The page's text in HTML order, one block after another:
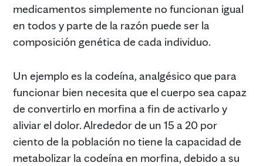
medicamentos simplemente no funcionan igual
en todos y parte de la razón puede ser la
composición genética de cada individuo.
Un ejemplo es la codeína, analgésico que para
funcionar bien necesita que el cuerpo sea capaz
de convertirlo en morfina a fin de activarlo y
aliviar el dolor. Alrededor de un 15 a 20 por
ciento de la población no tiene la capacidad de
metabolizar la codeína en morfina, debido a su